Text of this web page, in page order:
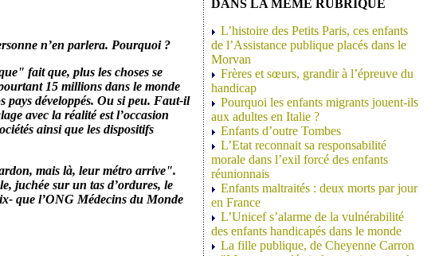
n’en parlera. Pourquoi ?
fait que, plus les choses se
15 millions dans le monde
pays développés. Ou si peu. Faut-il
avec la réalité est l’occasion
ainsi que les dispositifs
mais là, leur métro arrive".
juchée sur un tas d’ordures, le
que l’ONG Médecins du Monde
DANS LA MEME RUBRIQUE
L’histoire des Petits Paris, ces enfants
de l’Assistance publique placés dans le
Morvan
Frères et sœurs, grandir à l’épreuve du
handicap
Pourquoi les enfants migrants jouent-ils
aux adultes en Italie ?
Enfants d’outre Tombes
L’Etat reconnait sa responsabilité
morale dans l’exil forcé des enfants
réunionnais
Enfants maltraités : deux morts par jour
en France
L’Unicef s’alarme de la vulnérabilité
des enfants handicapés dans le monde
La fille publique, de Cheyenne Carron